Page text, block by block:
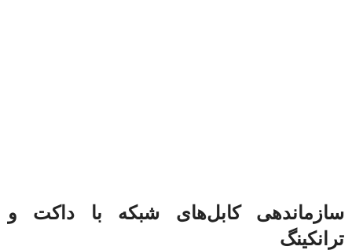
سازماندهی کابل‌های شبکه با داکت و
ترانکینگ